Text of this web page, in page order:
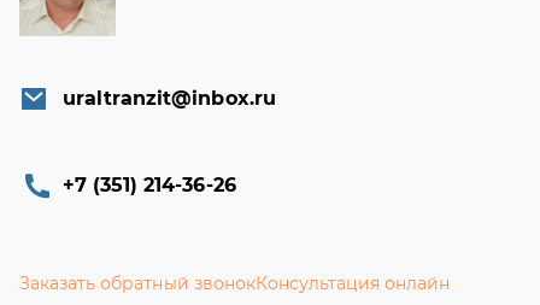
uraltranzit@inbox.ru
+7 (351) 214-36-26
Заказать обратный звонокКонсультация онлайн